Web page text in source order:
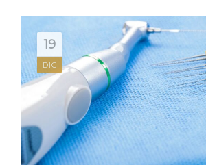
19
DIC